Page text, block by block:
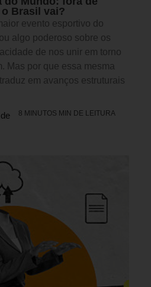
Brasil vai?
evento esportivo do
algo poderoso sobre os
de nos unir em torno
Mas por que essa mesma
em avanços estruturais
8 MINUTOS MIN DE LEITURA